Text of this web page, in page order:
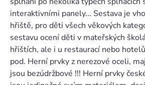
interaktivními panely... Sestava je
hřiště, pro děti všech věkových
sestavu ocení děti v mateřských
hřištích, ale i u restaurací nebo
pod. Herní prvky z nerezové oceli,
jsou bezúdržbové !!! Herní prvky